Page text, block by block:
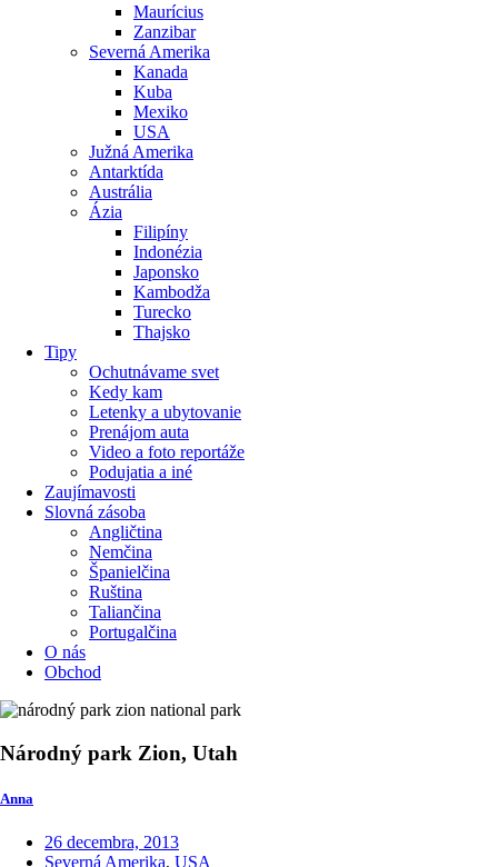
Maurícius
Zanzibar
Severná Amerika
Kanada
Kuba
Mexiko
USA
Južná Amerika
Antarktída
Austrália
Ázia
Filipíny
Indonézia
Japonsko
Kambodža
Turecko
Thajsko
Tipy
Ochutnávame svet
Kedy kam
Letenky a ubytovanie
Prenájom auta
Video a foto reportáže
Podujatia a iné
Zaujímavosti
Slovná zásoba
Angličtina
Nemčina
Španielčina
Ruština
Taliančina
Portugalčina
O nás
Obchod
Národný park Zion, Utah
Anna
26 decembra, 2013
Severná Amerika, USA